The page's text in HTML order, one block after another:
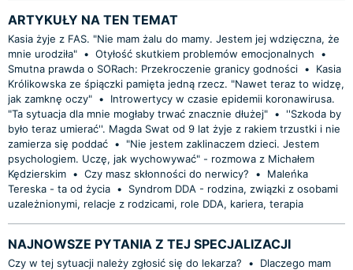
ARTYKUŁY NA TEN TEMAT
Kasia żyje z FAS. "Nie mam żalu do mamy. Jestem jej wdzięczna, że
mnie urodziła" • Otyłość skutkiem problemów emocjonalnych
•
Smutna prawda o SORach: Przekroczenie granicy godności •
Kasia
Królikowska ze śpiączki pamięta jedną rzecz. "Nawet teraz to widzę,
jak zamknę oczy" •
Introwertycy w czasie epidemii koronawirusa.
"Ta sytuacja dla mnie mogłaby trwać znacznie dłużej" •
''Szkoda by
było teraz umierać''. Magda Swat od 9 lat żyje z rakiem trzustki i nie
zamierza się poddać •
"Nie jestem zaklinaczem dzieci. Jestem
psychologiem. Uczę, jak wychowywać" - rozmowa z Michałem
Kędzierskim • Czy masz skłonności do nerwicy? •
Maleńka
Tereska - ta od życia •
Syndrom DDA - rodzina, związki z osobami
uzależnionymi, relacje z rodzicami, role DDA, kariera, terapia
NAJNOWSZE PYTANIA Z TEJ SPECJALIZACJI
Czy w tej sytuacji należy zgłosić się do lekarza? •
Dlaczego mam